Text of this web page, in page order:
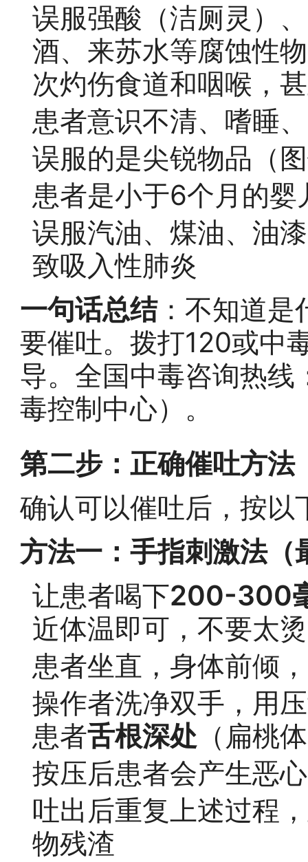
误服强酸（洁厕灵）
酒、来苏水等腐蚀性
次灼伤食道和咽喉，
患者意识不清、嗜睡
误服的是尖锐物品（
患者是小于6个月的婴
误服汽油、煤油、油
致吸入性肺炎
一句话总结：不知道是
要催吐。拨打120或中
导。全国中毒咨询热
毒控制中心）。
第二步：正确催吐方法
确认可以催吐后，按以
方法一：手指刺激法（
让患者喝下200-300
近体温即可，不要太烫
患者坐直，身体前倾
操作者洗净双手，用
患者舌根深处 （扁桃
按压后患者会产生恶
吐出后重复上述过程
物残渣